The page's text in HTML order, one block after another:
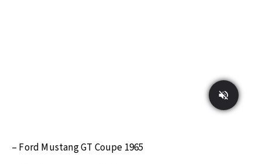
– Ford Mustang GT Coupe 1965